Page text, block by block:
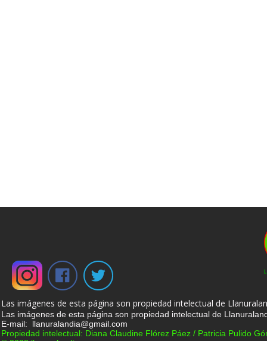
Las imágenes de esta página son propiedad intelectual de
Las imágenes de esta página son propiedad intelectual de
E-mail: llanuralandia@gmail.com
Propiedad intelectual: Diana Claudine Flórez Páez / Patricia Pulido